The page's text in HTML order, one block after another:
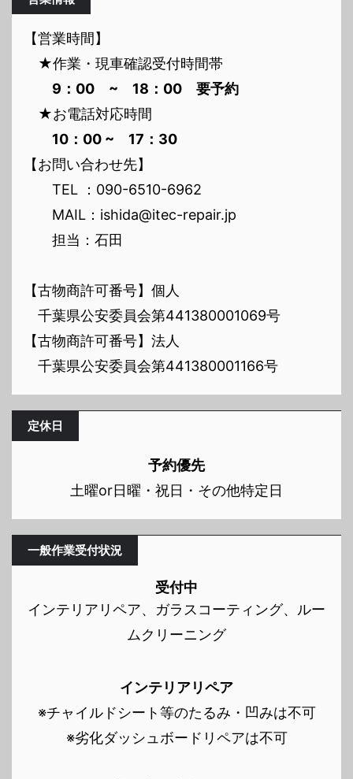
【営業時間】
★作業・現車確認受付時間帯
9：00 ~ 18：00 要予約
★お電話対応時間
10：00 ~ 17：30
【お問い合わせ先】
TEL ：090-6510-6962
MAIL：ishida@itec-repair.jp
担当：石田
【古物商許可番号】個人
千葉県公安委員会第441380001069号
【古物商許可番号】法人
千葉県公安委員会第441380001166号
定休日
予約優先
土曜or日曜・祝日・その他特定日
一般作業受付状況
受付中
インテリアリペア、ガラスコーティング、ルー
ムクリーニング
インテリアリペア
※チャイルドシート等のたるみ・凹みは不可
※劣化ダッシュボードリペアは不可